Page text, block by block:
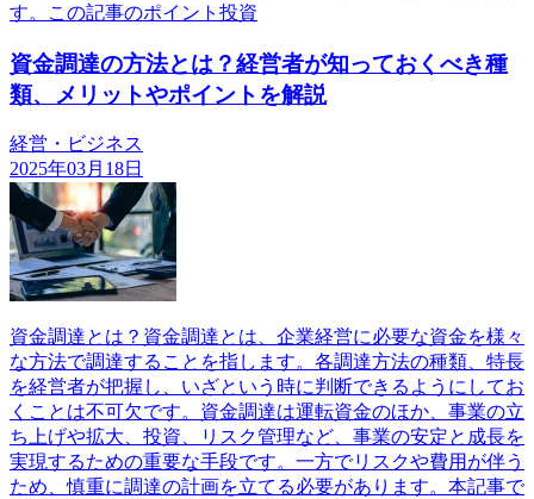
す。この記事のポイント投資
資金調達の方法とは？経営者が知っておくべき種
類、メリットやポイントを解説
経営・ビジネス
2025年03月18日
資金調達とは？資金調達とは、企業経営に必要な資金を様々
な方法で調達することを指します。各調達方法の種類、特長
を経営者が把握し、いざという時に判断できるようにしてお
くことは不可欠です。資金調達は運転資金のほか、事業の立
ち上げや拡大、投資、リスク管理など、事業の安定と成長を
実現するための重要な手段です。一方でリスクや費用が伴う
ため、慎重に調達の計画を立てる必要があります。本記事で